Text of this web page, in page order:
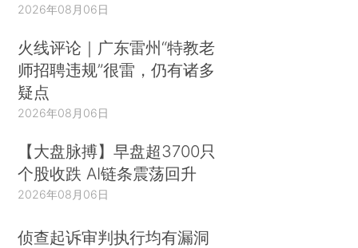
2026年08月06日
火线评论｜广东雷州“特教老
师招聘违规”很雷，仍有诸多
疑点
2026年08月06日
【大盘脉搏】早盘超3700只
个股收跌 AI链条震荡回升
2026年08月06日
侦查起诉审判执行均有漏洞